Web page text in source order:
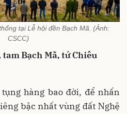
tại Lễ hội đền Bạch Mã. (Ảnh:
CSCC)
Bạch Mã, tứ Chiêu
hàng bao đời, để nhấn
bậc nhất vùng đất Nghệ